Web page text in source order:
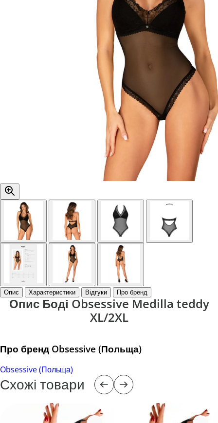
Опис Характеристики Відгуки Про бренд
Опис Боді Obsessive Medilla teddy
XL/2XL
Про бренд Obsessive (Польща)
Obsessive (Польща)
Схожі товари